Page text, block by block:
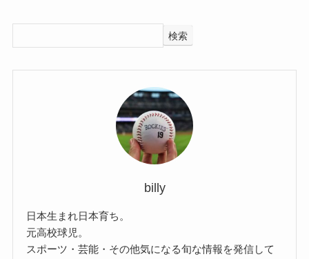
検索
billy
日本生まれ日本育ち。
元高校球児。
スポーツ・芸能・その他気になる旬な情報を発信して